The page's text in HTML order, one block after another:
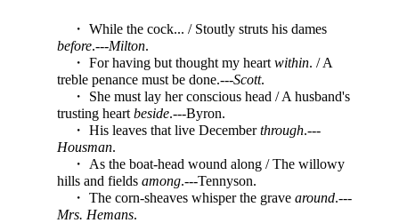
・ While the cock... / Stoutly struts his dames
before.---Milton.
・ For having but thought my heart within. / A
treble penance must be done.---Scott.
・ She must lay her conscious head / A husband's
trusting heart beside.---Byron.
・ His leaves that live Decemberthrough.---
Housman.
・ As the boat-head wound along / The willowy
hills and fields among.---Tennyson.
・ The corn-sheaves whisper the grave around.---
Mrs. Hemans.